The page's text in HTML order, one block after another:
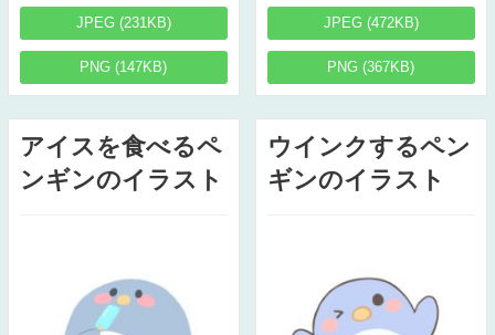
JPEG (231KB)
PNG (147KB)
JPEG (472KB)
PNG (367KB)
アイスを食べるペ
ンギンのイラスト
ウインクするペン
ギンのイラスト